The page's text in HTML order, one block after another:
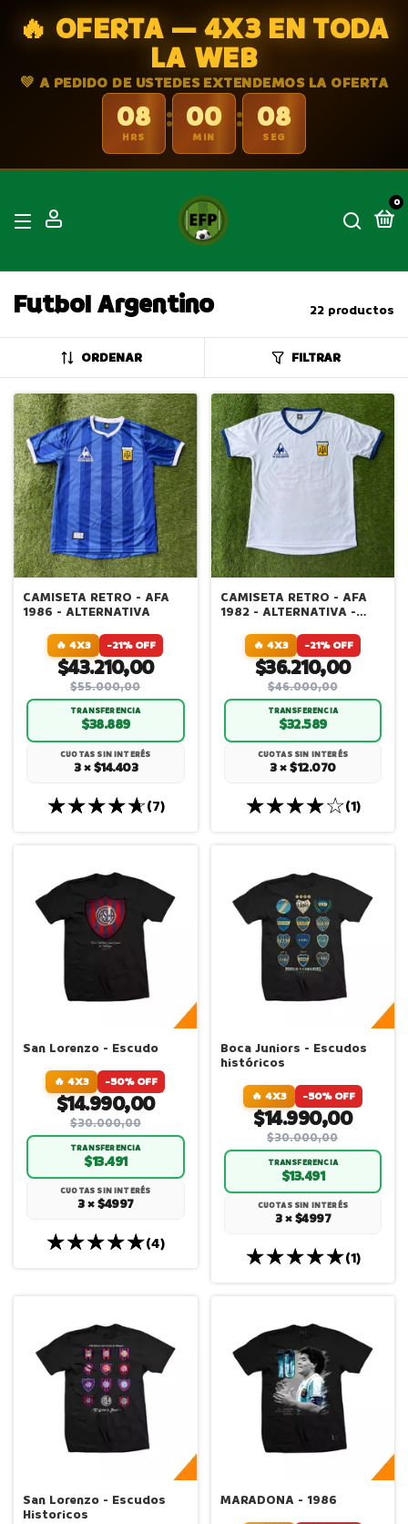
🔥 OFERTA — 4X3 EN TODA
LA WEB
💚 A PEDIDO DE USTEDES EXTENDEMOS LA OFERTA
08
HRS
: 00
MIN
: 07
SEG
0
Futbol Argentino 22 productos
ORDENAR FILTRAR
CAMISETA RETRO - AFA
1986 - ALTERNATIVA
🔥 4X3 -21% OFF
$43.210,00
$55.000,00
TRANSFERENCIA
$38.889
CUOTAS SIN INTERÉS
3 × $14.403
(7)
CAMISETA RETRO - AFA
1982 - ALTERNATIVA -
🔥 4X3 -21% OFF
$36.210,00
$46.000,00
TRANSFERENCIA
$32.589
CUOTAS SIN INTERÉS
3 × $12.070
(1)
San Lorenzo - Escudo
🔥 4X3 -50% OFF
$14.990,00
$30.000,00
TRANSFERENCIA
$13.491
CUOTAS SIN INTERÉS
3 × $4997
(4)
Boca Juniors - Escudos
históricos
🔥 4X3 -50% OFF
$14.990,00
$30.000,00
TRANSFERENCIA
$13.491
CUOTAS SIN INTERÉS
3 × $4997
(1)
San Lorenzo - Escudos
Historicos
MARADONA - 1986